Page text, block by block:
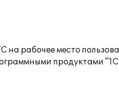
на рабочее место
продуктами